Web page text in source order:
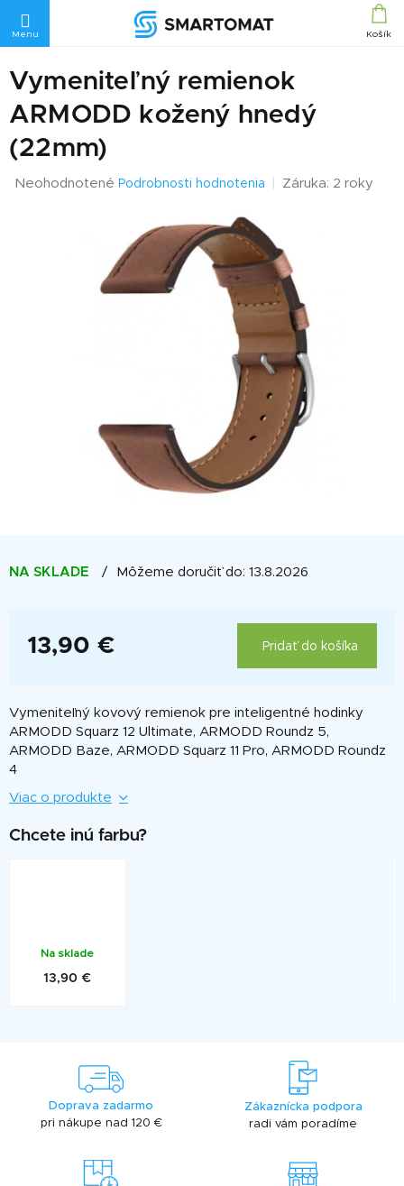
Vymeniteľný remienok
ARMODD kožený hnedý
(22mm)
Priemerné
Neohodnotené Podrobnosti hodnotenia Záruka: 2 roky
NA SKLADE Môžeme doručiť do: 13.8.2026
13,90 € Pridať do košíka
Vymeniteľný kovový remienok pre inteligentné hodinky
ARMODD Squarz 12 Ultimate, ARMODD Roundz 5,
ARMODD Baze, ARMODD Squarz 11 Pro, ARMODD Roundz
4
Viac o produkte
Na sklade
13,90 €
Doprava zadarmo
pri nákupe nad 120 €
Zákaznícka podpora
radi vám poradíme